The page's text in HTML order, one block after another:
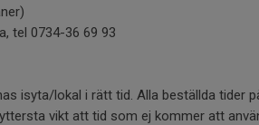
tel 0734-36 69 93
isyta/lokal i rätt tid. Alla beställda tider
vikt att tid som ej kommer att